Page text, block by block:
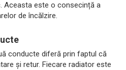
Aceasta este o consecință a
de încălzire.
conducte diferă prin faptul că
și retur. Fiecare radiator este